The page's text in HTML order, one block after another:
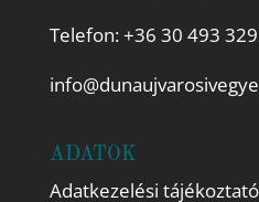
Telefon:+36 30 493
ADATOK
Adatkezelési tájékoztató